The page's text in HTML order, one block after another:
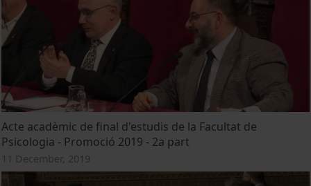
Acte acadèmic de final d'estudis de la Facultat de
Psicologia - Promoció 2019 - 2a part
11 December, 2019